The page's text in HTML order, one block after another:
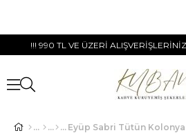
!!! 990 TL VE ÜZERİ
Eyüp Sabri Tütün